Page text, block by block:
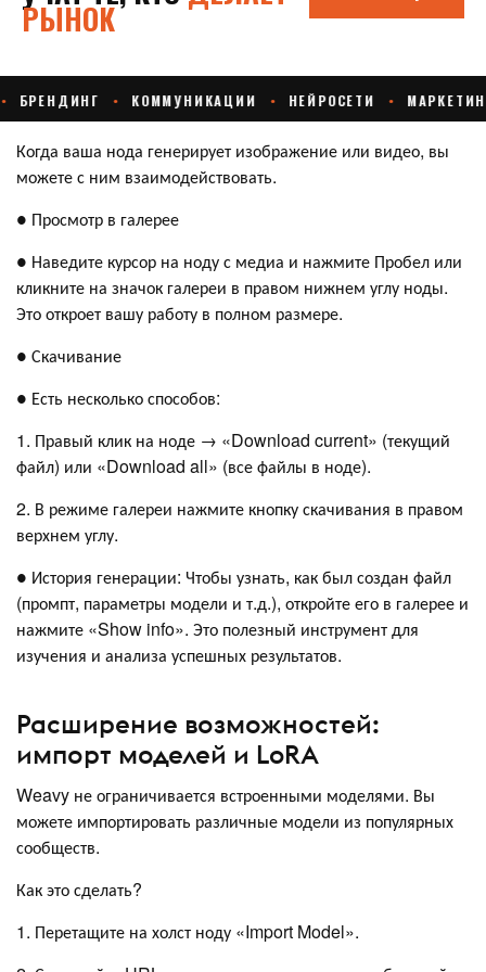
Когда ваша нода генерирует изображение или видео, вы
можете с ним взаимодействовать.
● Просмотр в галерее
● Наведите курсор на ноду с медиа и нажмите Пробел или
кликните на значок галереи в правом нижнем углу ноды.
Это откроет вашу работу в полном размере.
● Скачивание
● Есть несколько способов:
1. Правый клик на ноде → «Download current» (текущий
файл) или «Download all» (все файлы в ноде).
2. В режиме галереи нажмите кнопку скачивания в правом
верхнем углу.
● История генерации: Чтобы узнать, как был создан файл
(промпт, параметры модели и т.д.), откройте его в галерее и
нажмите «Show info». Это полезный инструмент для
изучения и анализа успешных результатов.
Расширение возможностей:
импорт моделей и LoRA
Weavy не ограничивается встроенными моделями. Вы
можете импортировать различные модели из популярных
сообществ.
Как это сделать?
1. Перетащите на холст ноду «Import Model».